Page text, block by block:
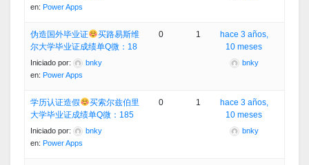
en: Power Apps
伪造国外毕业证
买路易斯维
尔大学毕业证成绩单Q微：18
Iniciado por:
bnky
en: Power Apps
0 1
hace 3 años,
10 meses
bnky
学历认证造假
买索尔兹伯里
大学毕业证成绩单Q微：185
Iniciado por:
bnky
en: Power Apps
0 1
hace 3 años,
10 meses
bnky